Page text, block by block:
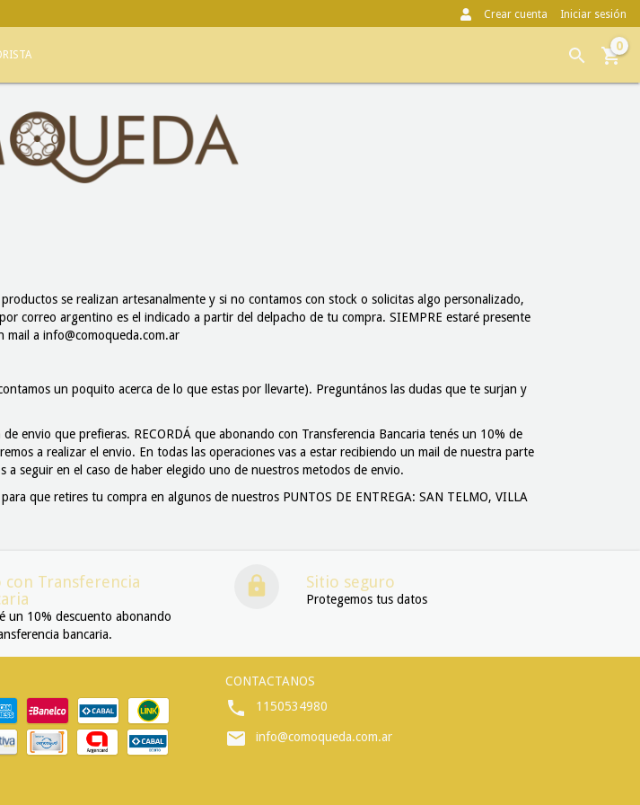
Crear cuenta Iniciar sesión
0
se realizan artesanalmente y si no contamos con stock o solicitas algo personalizado,
correo argentino es el indicado a partir del delpacho de tu compra. SIEMPRE estaré presente
mail a info@comoqueda.com.ar
un poquito acerca de lo que estas por llevarte). Preguntános las dudas que te surjan y
envio que prefieras. RECORDÁ que abonando con Transferencia Bancaria tenés un 10% de
a realizar el envio. En todas las operaciones vas a estar recibiendo un mail de nuestra parte
seguir en el caso de haber elegido uno de nuestros metodos de envio.
que retires tu compra en algunos de nuestros PUNTOS DE ENTREGA: SAN TELMO, VILLA
con Transferencia
un 10% descuento abonando
bancaria.
Sitio seguro
Protegemos tus datos
CONTACTANOS
1150534980
info@comoqueda.com.ar